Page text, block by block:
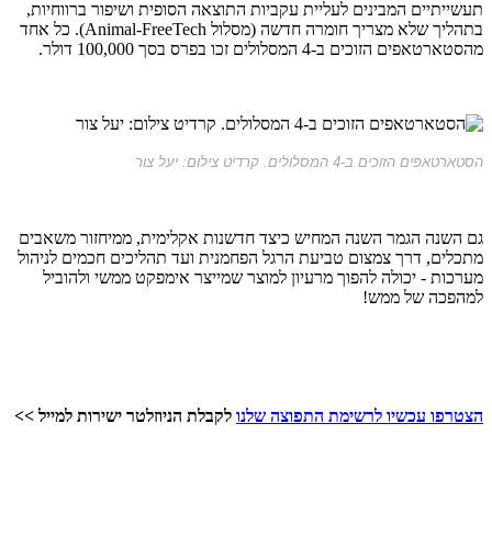
תעשייתיים המבינים לעליית עקביות התוצאה הסופית ושיפור ברווחיות,
בתהליך שלא מצריך חומרה חדשה (מסלול Animal-FreeTech). כל אחד
מהסטארטאפים הזוכים ב-4 המסלולים זכו בפרס בסך 100,000 דולר.
הסטארטאפים הזוכים ב-4 המסלולים. קרדיט צילום: יעל צור
גם השנה הגמר השנה המחיש כיצד חדשנות אקלימית, ממיחזור משאבים
מתכלים, דרך צמצום טביעת הרגל הפחמנית ועד תהליכים חכמים לניהול
מערכות - יכולה להפוך מרעיון למוצר שמייצר אימפקט ממשי ולהוביל
למהפכה של ממש!
הצטרפו עכשיו לרשימת התפוצה שלנו לקבלת הניוזלטר ישירות למייל >>